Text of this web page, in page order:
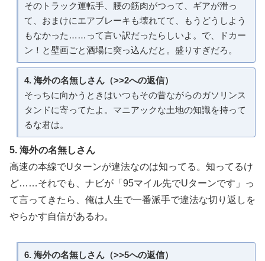
そのトラック運転手、腰の筋肉がつって、ギアが滑っ
て、おまけにエアブレーキも壊れてて、もうどうしよう
もなかった……って言い訳だったらしいよ。で、ドカー
ン！と壁画ごと酒場に突っ込んだと。盛りすぎだろ。
4. 海外の名無しさん（>>2への返信）
そっちに向かうときはいつもその昔ながらのガソリンス
タンドに寄ってたよ。マニアックな土地の知識を持って
るな君は。
5. 海外の名無しさん
高速の本線でUターンが違法なのは知ってる。知ってるけ
ど……それでも、ナビが「95マイル先でUターンです」っ
て言ってきたら、俺は人生で一番派手で違法な切り返しを
やらかす自信があるわ。
6. 海外の名無しさん（>>5への返信）